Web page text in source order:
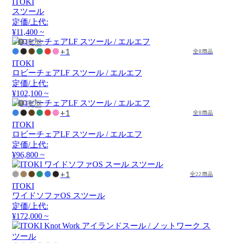
ITOKI
スツール
定価/上代:
¥11,400 ~
廃盤
+1 全8商品
ITOKI
ロビーチェアLF スツール / エルエフ
定価/上代:
¥102,100 ~
廃盤
+1 全8商品
ITOKI
ロビーチェアLF スツール / エルエフ
定価/上代:
¥96,800 ~
+1 全22商品
ITOKI
ワイドソファOS スツール
定価/上代:
¥172,000 ~